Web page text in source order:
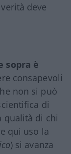
deve
sopra è
consapevoli
non si può
di
qualità di chi
qui uso la
) si avanza